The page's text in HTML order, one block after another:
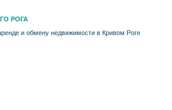
РОГА
и обмену недвижимости в Кривом Роге